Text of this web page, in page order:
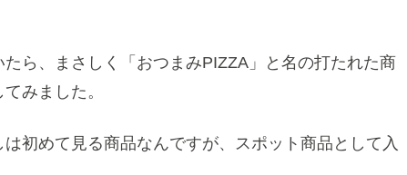
ら、まさしく「おつまみPIZZA」と名の打たれた商
みました。
初めて見る商品なんですが、スポット商品として入